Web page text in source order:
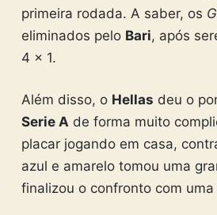
primeira rodada. A saber, os
eliminados pelo Bari, após
4 x 1.
Além disso, o Hellas deu o
Serie Ade forma muito
placar jogando em casa,
azul e amarelo tomou uma
finalizou o confronto com